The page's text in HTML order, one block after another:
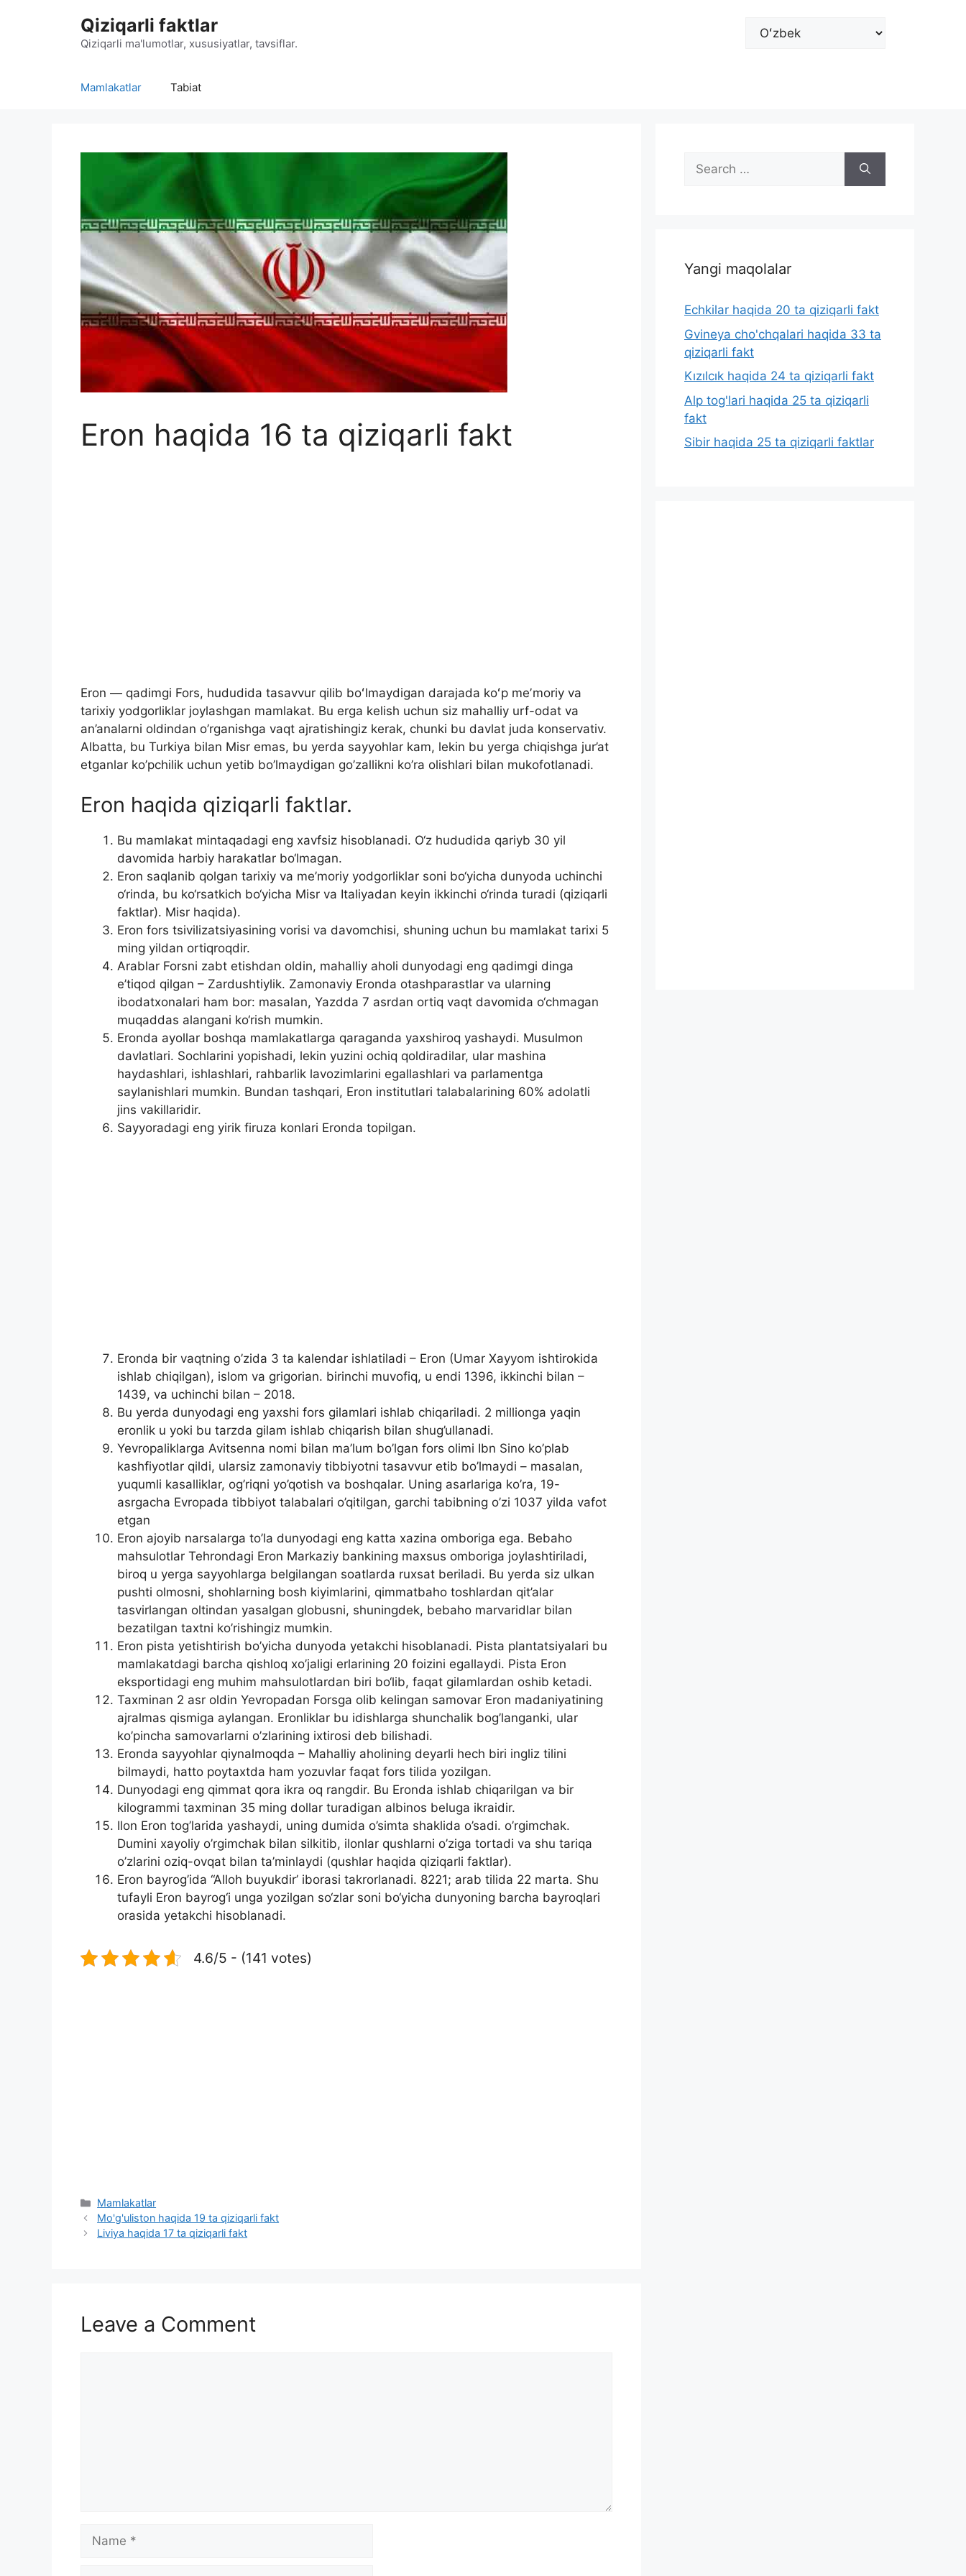
Qiziqarli faktlar
Qiziqarli ma'lumotlar, xususiyatlar, tavsiflar.
Choose
Mamlakatlar Tabiat
Eron haqida 16 ta qiziqarli fakt
Eron — qadimgi Fors, hududida tasavvur qilib boʻlmaydigan darajada koʻp meʼmoriy va
tarixiy yodgorliklar joylashgan mamlakat. Bu erga kelish uchun siz mahalliy urf-odat va
an’analarni oldindan o’rganishga vaqt ajratishingiz kerak, chunki bu davlat juda konservativ.
Albatta, bu Turkiya bilan Misr emas, bu yerda sayyohlar kam, lekin bu yerga chiqishga jur’at
etganlar ko’pchilik uchun yetib bo’lmaydigan go’zallikni ko’ra olishlari bilan mukofotlanadi.
Eron haqida qiziqarli faktlar.
Bu mamlakat mintaqadagi eng xavfsiz hisoblanadi. O‘z hududida qariyb 30 yil
davomida harbiy harakatlar bo‘lmagan.
Eron saqlanib qolgan tarixiy va me’moriy yodgorliklar soni bo‘yicha dunyoda uchinchi
o‘rinda, bu ko‘rsatkich bo‘yicha Misr va Italiyadan keyin ikkinchi o‘rinda turadi (qiziqarli
faktlar). Misr haqida).
Eron fors tsivilizatsiyasining vorisi va davomchisi, shuning uchun bu mamlakat tarixi 5
ming yildan ortiqroqdir.
Arablar Forsni zabt etishdan oldin, mahalliy aholi dunyodagi eng qadimgi dinga
e’tiqod qilgan – Zardushtiylik. Zamonaviy Eronda otashparastlar va ularning
ibodatxonalari ham bor: masalan, Yazdda 7 asrdan ortiq vaqt davomida o‘chmagan
muqaddas alangani ko‘rish mumkin.
Eronda ayollar boshqa mamlakatlarga qaraganda yaxshiroq yashaydi. Musulmon
davlatlari. Sochlarini yopishadi, lekin yuzini ochiq qoldiradilar, ular mashina
haydashlari, ishlashlari, rahbarlik lavozimlarini egallashlari va parlamentga
saylanishlari mumkin. Bundan tashqari, Eron institutlari talabalarining 60% adolatli
jins vakillaridir.
Sayyoradagi eng yirik firuza konlari Eronda topilgan.
Eronda bir vaqtning o’zida 3 ta kalendar ishlatiladi – Eron (Umar Xayyom ishtirokida
ishlab chiqilgan), islom va grigorian. birinchi muvofiq, u endi 1396, ikkinchi bilan –
1439, va uchinchi bilan – 2018.
Bu yerda dunyodagi eng yaxshi fors gilamlari ishlab chiqariladi. 2 millionga yaqin
eronlik u yoki bu tarzda gilam ishlab chiqarish bilan shug’ullanadi.
Yevropaliklarga Avitsenna nomi bilan ma’lum bo’lgan fors olimi Ibn Sino ko’plab
kashfiyotlar qildi, ularsiz zamonaviy tibbiyotni tasavvur etib bo’lmaydi – masalan,
yuqumli kasalliklar, og’riqni yo’qotish va boshqalar. Uning asarlariga ko’ra, 19-
asrgacha Evropada tibbiyot talabalari o’qitilgan, garchi tabibning o’zi 1037 yilda vafot
etgan
Eron ajoyib narsalarga to’la dunyodagi eng katta xazina omboriga ega. Bebaho
mahsulotlar Tehrondagi Eron Markaziy bankining maxsus omboriga joylashtiriladi,
biroq u yerga sayyohlarga belgilangan soatlarda ruxsat beriladi. Bu yerda siz ulkan
pushti olmosni, shohlarning bosh kiyimlarini, qimmatbaho toshlardan qit’alar
tasvirlangan oltindan yasalgan globusni, shuningdek, bebaho marvaridlar bilan
bezatilgan taxtni ko’rishingiz mumkin.
Eron pista yetishtirish bo’yicha dunyoda yetakchi hisoblanadi. Pista plantatsiyalari bu
mamlakatdagi barcha qishloq xo’jaligi erlarining 20 foizini egallaydi. Pista Eron
eksportidagi eng muhim mahsulotlardan biri bo‘lib, faqat gilamlardan oshib ketadi.
Taxminan 2 asr oldin Yevropadan Forsga olib kelingan samovar Eron madaniyatining
ajralmas qismiga aylangan. Eronliklar bu idishlarga shunchalik bog’langanki, ular
ko’pincha samovarlarni o’zlarining ixtirosi deb bilishadi.
Eronda sayyohlar qiynalmoqda – Mahalliy aholining deyarli hech biri ingliz tilini
bilmaydi, hatto poytaxtda ham yozuvlar faqat fors tilida yozilgan.
Dunyodagi eng qimmat qora ikra oq rangdir. Bu Eronda ishlab chiqarilgan va bir
kilogrammi taxminan 35 ming dollar turadigan albinos beluga ikraidir.
Ilon Eron tog’larida yashaydi, uning dumida o’simta shaklida o’sadi. o’rgimchak.
Dumini xayoliy o’rgimchak bilan silkitib, ilonlar qushlarni o’ziga tortadi va shu tariqa
o’zlarini oziq-ovqat bilan ta’minlaydi (qushlar haqida qiziqarli faktlar).
Eron bayrog’ida “Alloh buyukdir’ iborasi takrorlanadi. 8221; arab tilida 22 marta. Shu
tufayli Eron bayrog‘i unga yozilgan so‘zlar soni bo‘yicha dunyoning barcha bayroqlari
orasida yetakchi hisoblanadi.
4.6/5 - (141 votes)
Categories
Mamlakatlar
Mo'g'uliston haqida 19 ta qiziqarli fakt
Liviya haqida 17 ta qiziqarli fakt
Leave a Comment
Name
Search
for:
Yangi maqolalar
Echkilar haqida 20 ta qiziqarli fakt
Gvineya cho'chqalari haqida 33 ta
qiziqarli fakt
Kızılcık haqida 24 ta qiziqarli fakt
Alp tog'lari haqida 25 ta qiziqarli
fakt
Sibir haqida 25 ta qiziqarli faktlar